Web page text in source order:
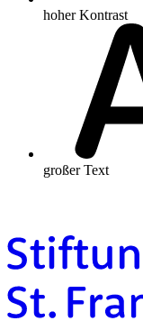
hoher Kontrast
großer Text